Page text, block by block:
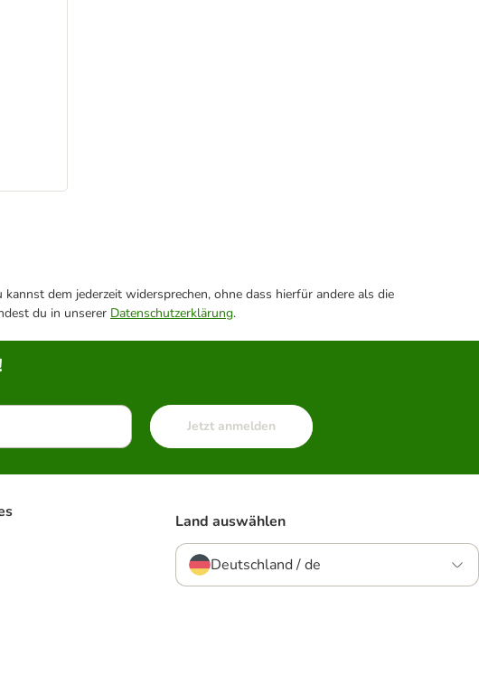
dem jederzeit widersprechen, ohne dass hierfür andere als die
du in unserer Datenschutzerklärung.
Jetzt anmelden
Land auswählen
Deutschland / de